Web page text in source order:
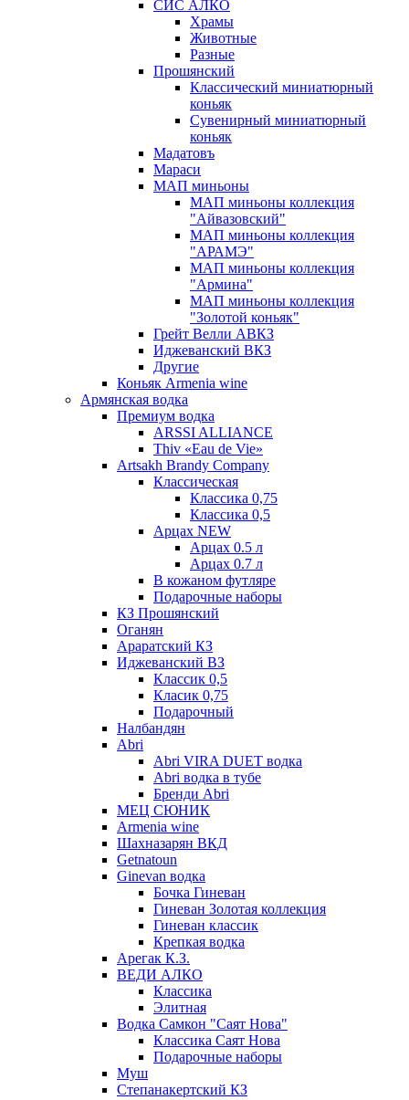
СИС АЛКО
Храмы
Животные
Разные
Прошянский
Классический миниатюрный
коньяк
Сувенирный миниатюрный
коньяк
Мадатовъ
Мараси
МАП миньоны
МАП миньоны коллекция
"Айвазовский"
МАП миньоны коллекция
"АРАМЭ"
МАП миньоны коллекция
"Армина"
МАП миньоны коллекция
"Золотой коньяк"
Грейт Велли АВКЗ
Иджеванский ВКЗ
Другие
Коньяк Armenia wine
Армянская водка
Премиум водка
ARSSI ALLIANCE
Thiv «Eau de Vie»
Artsakh Brandy Company
Классическая
Классика 0,75
Классика 0,5
Арцах NEW
Арцах 0.5 л
Арцах 0.7 л
В кожаном футляре
Подарочные наборы
КЗ Прошянский
Оганян
Араратский КЗ
Иджеванский ВЗ
Классик 0,5
Класик 0,75
Подарочный
Налбандян
Abri
Abri VIRA DUET водка
Abri водка в тубе
Бренди Abri
МЕЦ СЮНИК
Armenia wine
Шахназарян ВКД
Getnatoun
Ginevan водка
Бочка Гиневан
Гиневан Золотая коллекция
Гиневан классик
Крепкая водка
Арегак К.З.
ВЕДИ АЛКО
Классика
Элитная
Водка Самкон "Саят Нова"
Классика Саят Нова
Подарочные наборы
Муш
Степанакертский КЗ